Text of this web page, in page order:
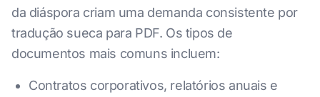
da diáspora criam uma demanda consistente por
tradução sueca para PDF. Os tipos de
documentos mais comuns incluem:
Contratos corporativos, relatórios anuais e